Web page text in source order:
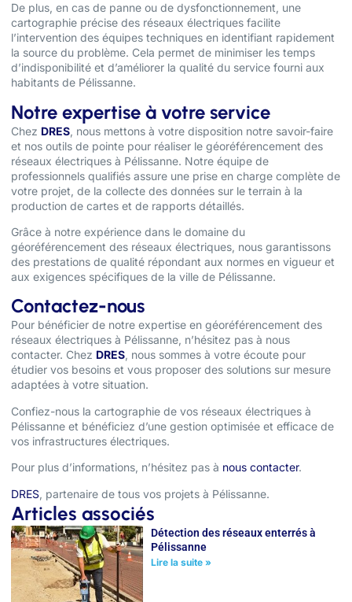
De plus, en cas de panne ou de dysfonctionnement, une
cartographie précise des réseaux électriques facilite
l’intervention des équipes techniques en identifiant rapidement
la source du problème. Cela permet de minimiser les temps
d’indisponibilité et d’améliorer la qualité du service fourni aux
habitants de Pélissanne.
Notre expertise à votre service
Chez DRES , nous mettons à votre disposition notre savoir-faire
et nos outils de pointe pour réaliser le géoréférencement des
réseaux électriques à Pélissanne. Notre équipe de
professionnels qualifiés assure une prise en charge complète de
votre projet, de la collecte des données sur le terrain à la
production de cartes et de rapports détaillés.
Grâce à notre expérience dans le domaine du
géoréférencement des réseaux électriques, nous garantissons
des prestations de qualité répondant aux normes en vigueur et
aux exigences spécifiques de la ville de Pélissanne.
Contactez-nous
Pour bénéficier de notre expertise en géoréférencement des
réseaux électriques à Pélissanne, n’hésitez pas à nous
contacter. Chez DRES , nous sommes à votre écoute pour
étudier vos besoins et vous proposer des solutions sur mesure
adaptées à votre situation.
Confiez-nous la cartographie de vos réseaux électriques à
Pélissanne et bénéficiez d’une gestion optimisée et efficace de
vos infrastructures électriques.
Pour plus d’informations, n’hésitez pas à nous contacter.
DRES , partenaire de tous vos projets à Pélissanne.
Articles associés
Détection des réseaux enterrés à
Pélissanne
Lire la suite »